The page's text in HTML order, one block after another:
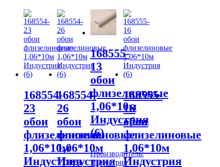
168554-
23
обои
флизелиновые
1,06*10м
Индустрия
168554-
26
обои
флизелиновые
1,06*10м
Индустрия
168555-
13
обои
флизелиновые
1,06*10м
Индустрия
(6)
Производитель:
Индустрия
168555-
16
обои
флизелиновые
1,06*10м
Индустрия